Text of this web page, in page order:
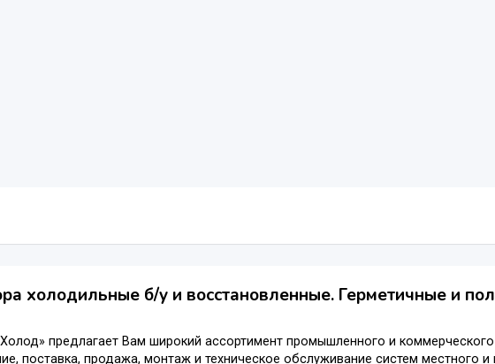
холодильные б/у и восстановленные. Герметичные и
предлагает Вам широкий ассортимент промышленного и
поставка, продажа, монтаж и техническое обслуживание систем местного и